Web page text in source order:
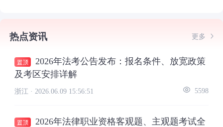
热点资讯 更多
2026年法考公告发布：报名条件、放宽政策
及考区安排详解
浙江 · 2026.06.09 15:56:51 5598
2026年法律职业资格客观题、主观题考试全